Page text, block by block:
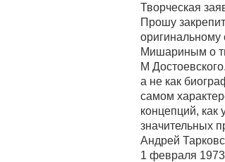
Творческая
Прошу
оригинальному
Мишариным о
M
а не как
самом
концепций, как
значительных
Андрей
1 февраля